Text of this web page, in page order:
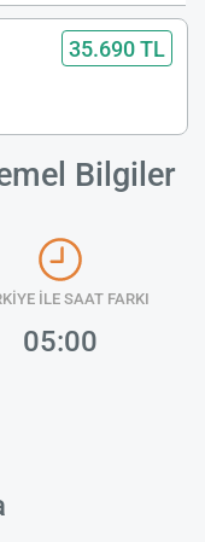
35.690 TL
Bilgiler
İLE SAAT FARKI
05:00